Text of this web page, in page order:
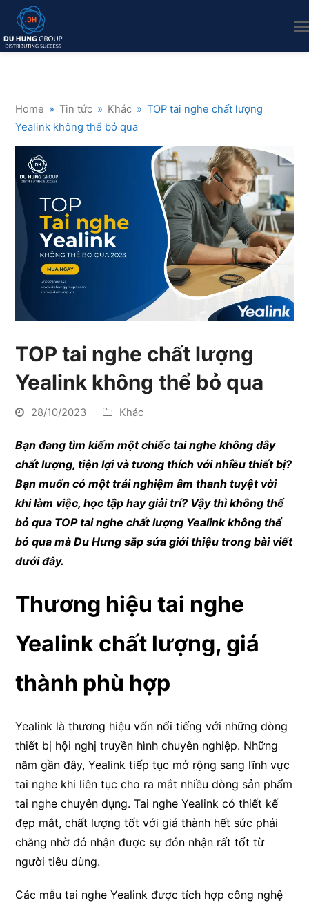
Home » Tin tức » Khác » TOP tai nghe chất lượng
Yealink không thể bỏ qua
TOP tai nghe chất lượng
Yealink không thể bỏ qua
28/10/2023 Khác
Bạn đang tìm kiếm một chiếc tai nghe không dây
chất lượng, tiện lợi và tương thích với nhiều thiết bị?
Bạn muốn có một trải nghiệm âm thanh tuyệt vời
khi làm việc, học tập hay giải trí? Vậy thì không thể
bỏ qua TOP tai nghe chất lượng Yealink không thể
bỏ qua mà Du Hưng sắp sửa giới thiệu trong bài viết
dưới đây.
Thương hiệu tai nghe
Yealink chất lượng, giá
thành phù hợp
Yealink là thương hiệu vốn nổi tiếng với những dòng
thiết bị hội nghị truyền hình chuyên nghiệp. Những
năm gần đây, Yealink tiếp tục mở rộng sang lĩnh vực
tai nghe khi liên tục cho ra mắt nhiều dòng sản phẩm
tai nghe chuyên dụng. Tai nghe Yealink có thiết kế
đẹp mắt, chất lượng tốt với giá thành hết sức phải
chăng nhờ đó nhận được sự đón nhận rất tốt từ
người tiêu dùng.
Các mẫu tai nghe Yealink được tích hợp công nghệ